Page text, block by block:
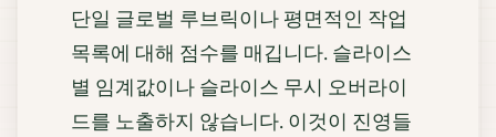
단일 글로벌 루브릭이나 평면적인 작업
목록에 대해 점수를 매깁니다. 슬라이스
별 임계값이나 슬라이스 무시 오버라이
드를 노출하지 않습니다. 이것이 진영들